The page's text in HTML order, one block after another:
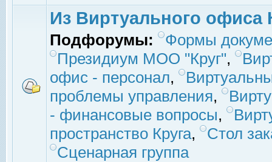
Из Виртуального офиса
Подфорумы:
Формы
Президиум МОО "Круг",
офис - персонал,
проблемы управления,
- финансовые вопросы,
пространство Круга,
Стол
Сценарная группа